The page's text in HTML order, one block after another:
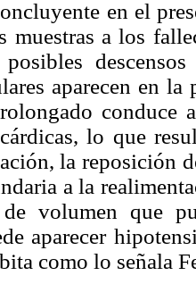
en el
muestras a los
aparecen en
conduce
lo que
la reposición
a la
de volumen que
aparecer
como lo señala